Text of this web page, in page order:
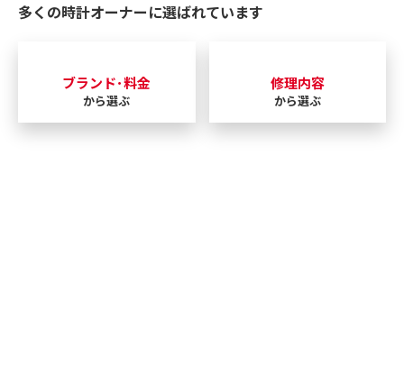
多くの時計オーナーに選ばれています
ブランド･料金
から選ぶ
修理内容
から選ぶ